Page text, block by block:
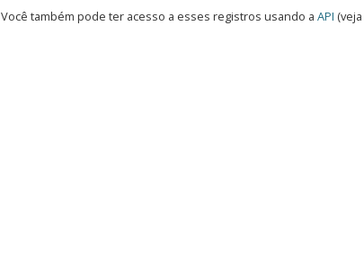
Você também pode ter acesso a esses registros usando a API (veja